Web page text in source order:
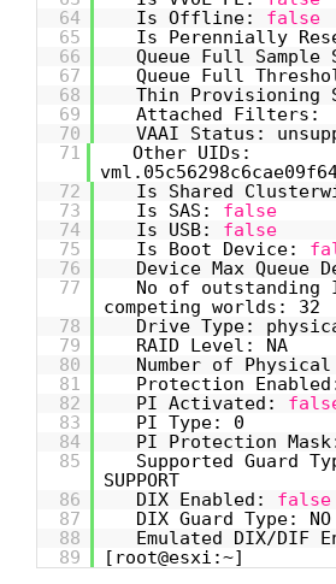
64
Is Offline: false
65
Is Perennially
66
Queue Full Sample
67
Queue Full
68
Thin Provisioning
69
Attached Filters:
70
VAAI Status:
71
Other UIDs:
72
Is Shared
73
Is SAS: false
74
Is USB: false
75
Is Boot Device:
76
Device Max Queue
77
No of outstanding
competing worlds: 32
78
Drive Type:
79
RAID Level: NA
80
Number of
81
Protection
82
PI Activated:
83
PI Type: 0
84
PI Protection Mask:
85
Supported Guard
SUPPORT
86
DIX Enabled: false
87
DIX Guard Type: NO
88
Emulated DIX/DIF
89
[root@esxi:~]